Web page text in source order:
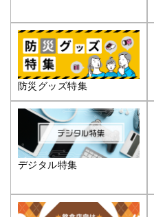
防災グッズ特集
デジタル特集